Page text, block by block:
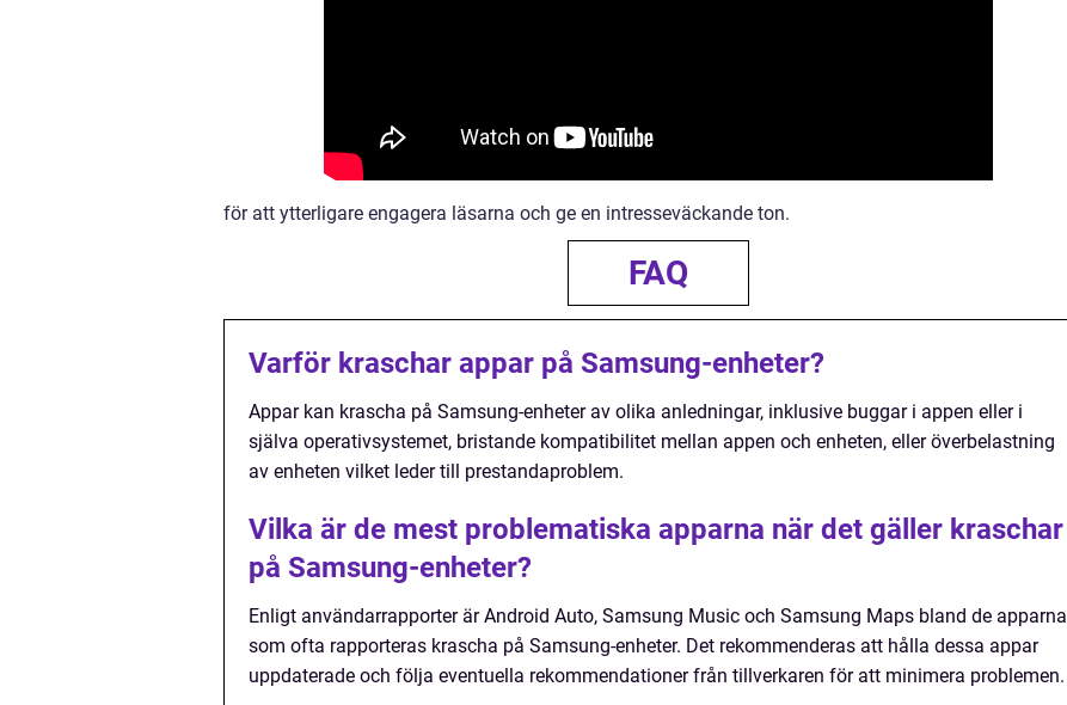
för att ytterligare engagera läsarna och ge en intresseväckande ton.
FAQ
Varför kraschar appar på Samsung-enheter?
Appar kan krascha på Samsung-enheter av olika anledningar, inklusive buggar i appen eller i
själva operativsystemet, bristande kompatibilitet mellan appen och enheten, eller överbelastning
av enheten vilket leder till prestandaproblem.
Vilka är de mest problematiska apparna när det gäller kraschar
på Samsung-enheter?
Enligt användarrapporter är Android Auto, Samsung Music och Samsung Maps bland de apparna
som ofta rapporteras krascha på Samsung-enheter. Det rekommenderas att hålla dessa appar
uppdaterade och följa eventuella rekommendationer från tillverkaren för att minimera problemen.